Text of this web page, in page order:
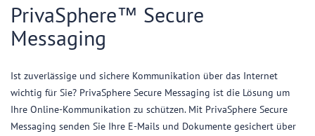
PrivaSphere™ Secure
Messaging
Ist zuverlässige und sichere Kommunikation über das Internet
wichtig für Sie? PrivaSphere Secure Messaging ist die Lösung um
Ihre Online-Kommunikation zu schützen. Mit PrivaSphere Secure
Messaging senden Sie Ihre E-Mails und Dokumente gesichert über